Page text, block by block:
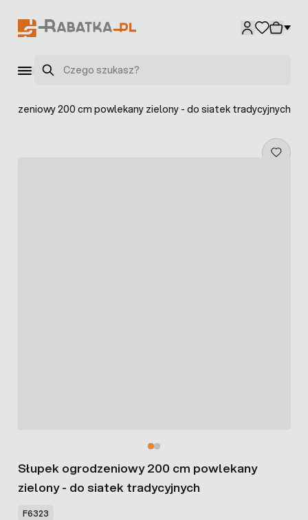
Szukaj
200 cm powlekany zielony - do siatek tradycyjnych
Słupek ogrodzeniowy 200 cm powlekany
zielony - do siatek tradycyjnych
F6323